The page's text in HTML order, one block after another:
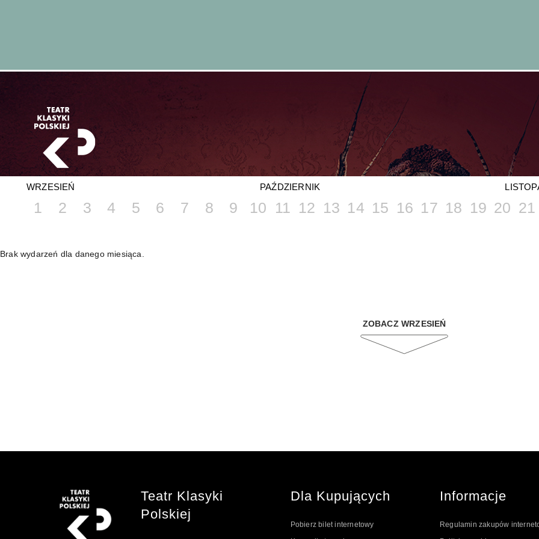
WRZESIEŃ PAŹDZIERNIK
1 2 3 4 5 6 7 8 9 10 11 12 13 14 15 16 17 18 19 20 21
Brak wydarzeń dla danego miesiąca.
ZOBACZ WRZESIEŃ
Teatr Klasyki
Polskiej
Dla Kupujących
Pobierz bilet internetowy
Informacje
Regulamin zakupów